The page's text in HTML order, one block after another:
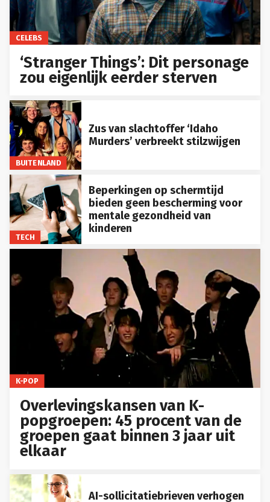
CELEBS
‘Stranger Things’: Dit personage
zou eigenlijk eerder sterven
BUITENLAND
Zus van slachtoffer ‘Idaho
Murders’ verbreekt stilzwijgen
TECH
Beperkingen op schermtijd
bieden geen bescherming voor
mentale gezondheid van
kinderen
K-POP
Overlevingskansen van K-
popgroepen: 45 procent van de
groepen gaat binnen 3 jaar uit
elkaar
AI-sollicitatiebrieven verhogen